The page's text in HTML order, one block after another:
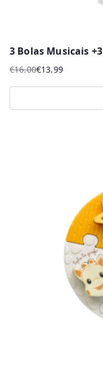
3 Bolas Musicais
€16.00
O
preço
original
€13.99
O
preço
atual